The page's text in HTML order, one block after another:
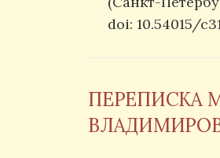
doi: 10.54015/
ПЕРЕПИСКА